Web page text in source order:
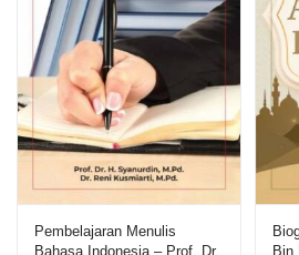
Pembelajaran Menulis
Bahasa Indonesia – Prof. Dr.
Bin